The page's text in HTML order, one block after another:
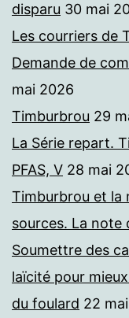
disparu 30 mai
Les courriers de
Demande de
mai 2026
Timburbrou 29
La Série repart.
PFAS, V 28 mai
Timburbrou et la
sources. La note
Soumettre des
laïcité pour
du foulard 22